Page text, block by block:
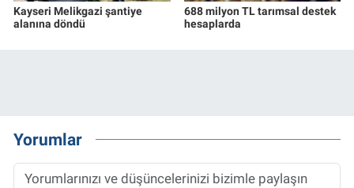
Kayseri Melikgazi şantiye
alanına döndü
688 milyon TL tarımsal destek
hesaplarda
Yorumlar